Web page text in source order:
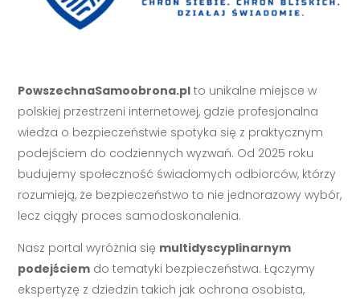
PowszechnaSamoobrona.pl to unikalne miejsce w
polskiej przestrzeni internetowej, gdzie profesjonalna
wiedza o bezpieczeństwie spotyka się z praktycznym
podejściem do codziennych wyzwań. Od 2025 roku
budujemy społeczność świadomych odbiorców, którzy
rozumieją, że bezpieczeństwo to nie jednorazowy wybór,
lecz ciągły proces samodoskonalenia.
Nasz portal wyróżnia się multidyscyplinarnym
podejściem do tematyki bezpieczeństwa. Łączymy
ekspertyzę z dziedzin takich jak ochrona osobista,